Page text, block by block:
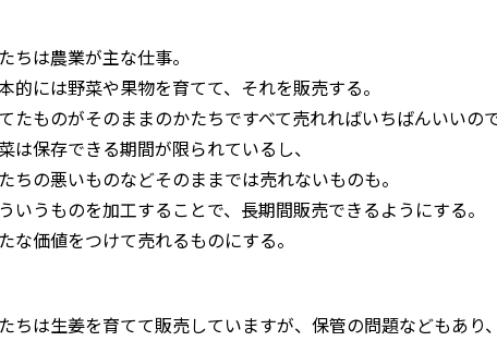
ちは農業が主な仕事。
的には野菜や果物を育てて、それを販売する。
たものがそのままのかたちですべて売れればいちばんいいの
は保存できる期間が限られているし、
ちの悪いものなどそのままでは売れないものも。
いうものを加工することで、長期間販売できるようにする。
な価値をつけて売れるものにする。
ちは生姜を育てて販売していますが、保管の問題などもあり、